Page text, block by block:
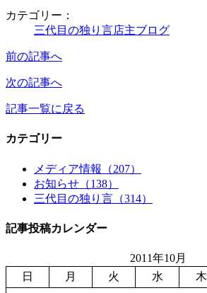
カテゴリー：
三代目の独り言店主ブログ
前の記事へ
次の記事へ
記事一覧に戻る
カテゴリー
メディア情報（207）
お知らせ（138）
三代目の独り言（314）
記事投稿カレンダー
2011年10月
日
月 火 水 木